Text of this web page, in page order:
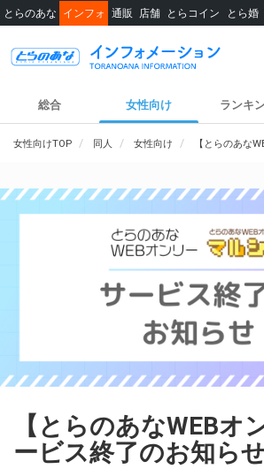
とらのあな インフォ 通販 店舗 とらコイン とら婚
総合 女性向け ランキ
女性向けTOP 同人 女性向け 【とらのあな
【とらのあなWEBオ
ービス終了のお知ら